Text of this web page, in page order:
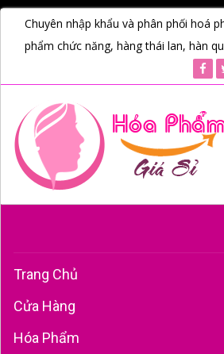
Chuyên nhập khẩu và phân phối hoá
phẩm chức năng, hàng thái lan, hàn
Trang Chủ
Cửa Hàng
Hóa Phẩm